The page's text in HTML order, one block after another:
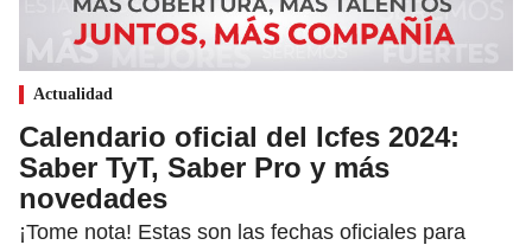
Actualidad
Calendario oficial del Icfes 2024:
Saber TyT, Saber Pro y más
novedades
¡Tome nota! Estas son las fechas oficiales para